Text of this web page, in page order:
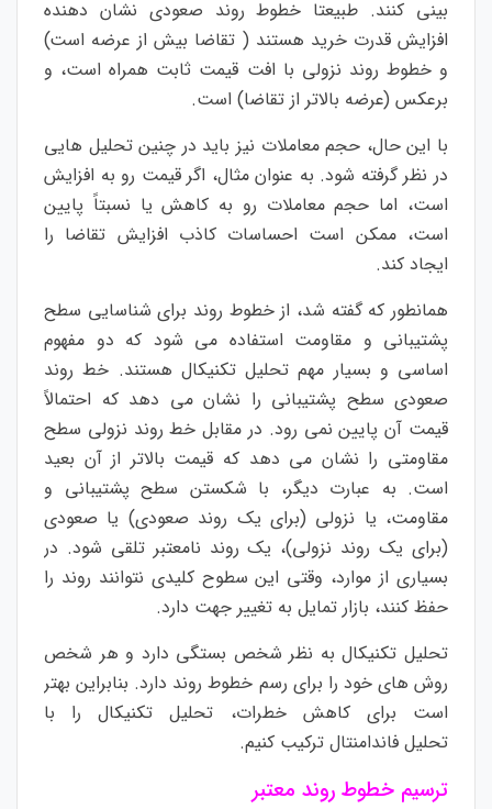
بینی کنند. طبیعتا خطوط روند صعودی نشان دهنده
افزایش قدرت خرید هستند ( تقاضا بیش از عرضه است)
و خطوط روند نزولی با افت قیمت ثابت همراه است، و
برعکس (عرضه بالاتر از تقاضا) است.
با این حال، حجم معاملات نیز باید در چنین تحلیل هایی
در نظر گرفته شود. به عنوان مثال، اگر قیمت رو به افزایش
است، اما حجم معاملات رو به کاهش یا نسبتاً پایین
است، ممکن است احساسات کاذب افزایش تقاضا را
ایجاد کند.
همانطور که گفته شد، از خطوط روند برای شناسایی سطح
پشتیبانی و مقاومت استفاده می شود که دو مفهوم
اساسی و بسیار مهم تحلیل تکنیکال هستند. خط روند
صعودی سطح پشتیبانی را نشان می دهد که احتمالاً
قیمت آن پایین نمی رود. در مقابل خط روند نزولی سطح
مقاومتی را نشان می دهد که قیمت بالاتر از آن بعید
است. به عبارت دیگر، با شکستن سطح پشتیبانی و
مقاومت، یا نزولی (برای یک روند صعودی) یا صعودی
(برای یک روند نزولی)، یک روند نامعتبر تلقی شود. در
بسیاری از موارد، وقتی این سطوح کلیدی نتوانند روند را
حفظ کنند، بازار تمایل به تغییر جهت دارد.
تحلیل تکنیکال به نظر شخص بستگی دارد و هر شخص
روش های خود را برای رسم خطوط روند دارد. بنابراین بهتر
است برای کاهش خطرات، تحلیل تکنیکال را با
تحلیل فاندامنتال ترکیب کنیم.
ترسیم خطوط روند معتبر